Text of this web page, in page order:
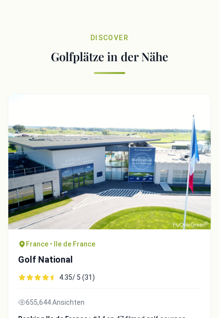
DISCOVER
Golfplätze in der Nähe
France • Ile de France
Golf National
4.35/ 5 (31)
655,644 Ansichten